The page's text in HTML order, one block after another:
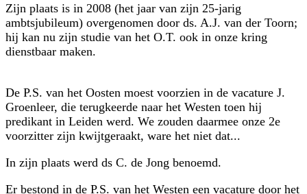
Zijn plaats is in 2008 (het jaar van zijn 25-jarig
ambtsjubileum) overgenomen door ds. A.J. van der Toorn;
hij kan nu zijn studie van het O.T. ook in onze kring
dienstbaar maken.
De P.S. van het Oosten moest voorzien in de vacature J.
Groenleer, die terugkeerde naar het Westen toen hij
predikant in Leiden werd. We zouden daarmee onze 2e
voorzitter zijn kwijtgeraakt, ware het niet dat...
In zijn plaats werd ds C. de Jong benoemd.
Er bestond in de P.S. van het Westen een vacature door het